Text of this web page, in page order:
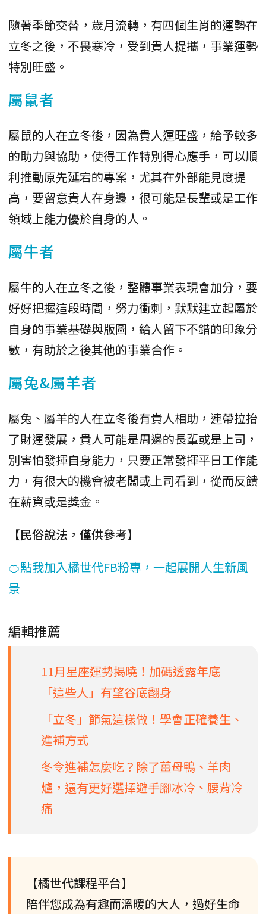
隨著季節交替，歲月流轉，有四個生肖的運勢在
立冬之後，不畏寒冷，受到貴人提攜，事業運勢
特別旺盛。
屬鼠者
屬鼠的人在立冬後，因為貴人運旺盛，給予較多
的助力與協助，使得工作特別得心應手，可以順
利推動原先延宕的專案，尤其在外部能見度提
高，要留意貴人在身邊，很可能是長輩或是工作
領域上能力優於自身的人。
屬牛者
屬牛的人在立冬之後，整體事業表現會加分，要
好好把握這段時間，努力衝刺，默默建立起屬於
自身的事業基礎與版圖，給人留下不錯的印象分
數，有助於之後其他的事業合作。
屬兔&屬羊者
屬兔、屬羊的人在立冬後有貴人相助，連帶拉抬
了財運發展，貴人可能是周邊的長輩或是上司，
別害怕發揮自身能力，只要正常發揮平日工作能
力，有很大的機會被老闆或上司看到，從而反饋
在薪資或是獎金。
【民俗說法，僅供參考】
🍊點我加入橘世代FB粉專，一起展開人生新風
景
編輯推薦
11月星座運勢揭曉！加碼透露年底
「這些人」有望谷底翻身
「立冬」節氣這樣做！學會正確養生、
進補方式
冬令進補怎麼吃？除了薑母鴨、羊肉
爐，還有更好選擇避手腳冰冷、腰背冷
痛
【橘世代課程平台】
陪伴您成為有趣而溫暖的大人，過好生命